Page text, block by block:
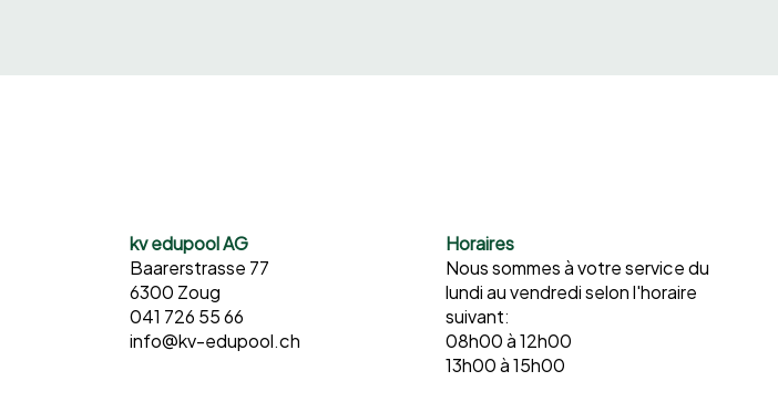
kv edupool AG
Baarerstrasse 77
6300 Zoug
041 726 55 66
info@kv-edupool.ch
Horaires
Nous sommes à votre service du
lundi au vendredi selon l'horaire
suivant:
08h00 à 12h00
13h00 à 15h00